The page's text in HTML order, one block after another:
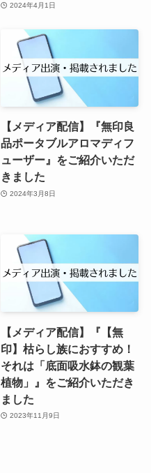
2024年4月1日
【メディア配信】『無印良
品ポータブルアロマディフ
ューザー』をご紹介いただ
きました
2024年3月8日
【メディア配信】『【無
印】枯らし族におすすめ！
それは「底面吸水鉢の観葉
植物」』をご紹介いただき
ました
2023年11月9日